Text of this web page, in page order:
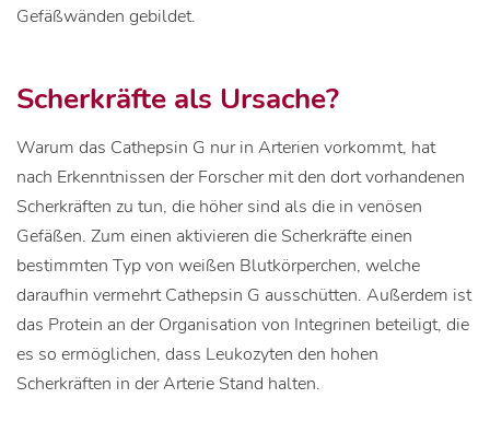
Gefäßwänden gebildet.
Scherkräfte als Ursache?
Warum das Cathepsin G nur in Arterien vorkommt, hat
nach Erkenntnissen der Forscher mit den dort vorhandenen
Scherkräften zu tun, die höher sind als die in venösen
Gefäßen. Zum einen aktivieren die Scherkräfte einen
bestimmten Typ von weißen Blutkörperchen, welche
daraufhin vermehrt Cathepsin G ausschütten. Außerdem ist
das Protein an der Organisation von Integrinen beteiligt, die
es so ermöglichen, dass Leukozyten den hohen
Scherkräften in der Arterie Stand halten.